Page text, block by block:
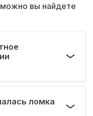
вы найдете
ломка